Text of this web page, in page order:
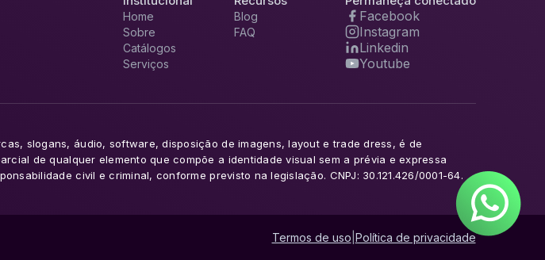
Home
Sobre
Catálogos
Serviços
Blog
FAQ
Facebook
Instagram
Linkedin
Youtube
slogans, áudio, software, disposição de imagens, layout e trade dress, é de
de qualquer elemento que compõe a identidade visual sem a prévia e expressa
civil e criminal, conforme previsto na legislação. CNPJ: 30.121.426/0001-64.
Termos de uso Política de privacidade